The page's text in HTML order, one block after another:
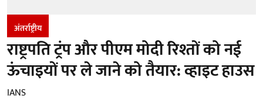
अंतर्राष्ट्रीय
राष्ट्रपति ट्रंप और पीएम मोदी रिश्तों को नई
ऊंचाइयों पर ले जाने को तैयार: व्हाइट हाउस
IANS